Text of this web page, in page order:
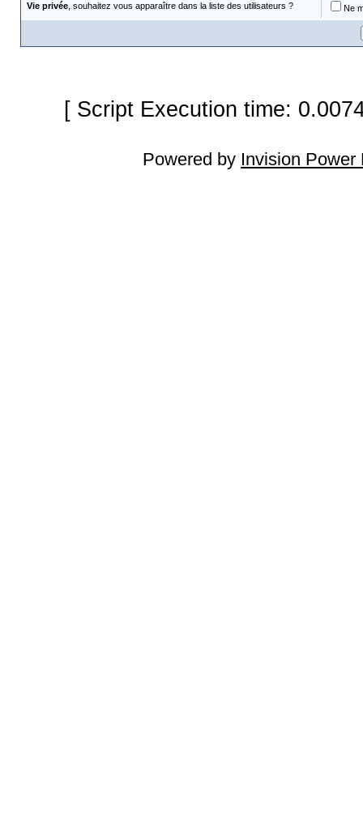
Vie privée, souhaitez vous apparaître dans la liste des utilisateurs ? Ne
[ Script Execution time:
Powered by Invision Power